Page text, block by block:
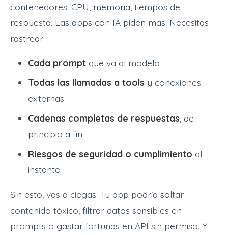
contenedores: CPU, memoria, tiempos de
respuesta. Las apps con IA piden más. Necesitas
rastrear:
Cada prompt que va al modelo
Todas las llamadas a tools y conexiones
externas
Cadenas completas de respuestas , de
principio a fin
Riesgos de seguridad o cumplimiento al
instante
Sin esto, vas a ciegas. Tu app podría soltar
contenido tóxico, filtrar datos sensibles en
prompts o gastar fortunas en API sin permiso. Y